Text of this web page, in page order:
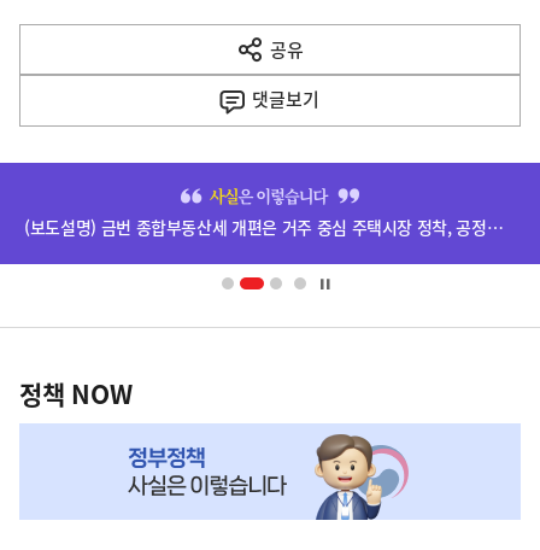
다
음
공유
열
기
댓글보기
영
(보도설명) 금번 종합부동산세 개편은 거주 중심 주택시장 정착, 공정과세 및 과세형평 제고를 위한 것입니다.
책
NOW,
정책 NOW